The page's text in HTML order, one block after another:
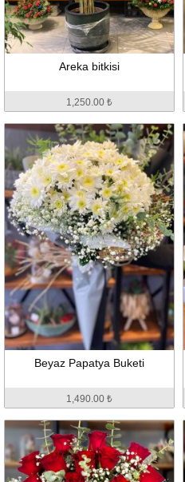
Areka bitkisi
1,250.00 ₺
Beyaz Papatya Buketi
1,490.00 ₺